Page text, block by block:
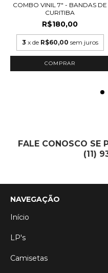
COMBO VINIL 7" - BANDAS DE
CURITIBA
R$180,00
3 x de R$60,00 sem juros
FALE CONOSCO SE
(11)
NAVEGAÇÃO
Início
LP's
Camisetas